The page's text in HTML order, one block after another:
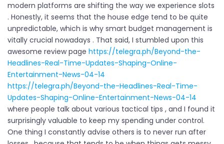
modern platforms are shifting the way we experience slots
. Honestly, it seems that the house edge tend to be quite
unpredictable, which is why smart budget management is
vitally crucial nowadays . That said, I stumbled upon this
awesome review page https://telegra.ph/Beyond-the-
Headlines-Real-Time-Updates-Shaping-Online-
Entertainment-News-04-14
https://telegra.ph/Beyond-the-Headlines-Real-Time-
Updates-Shaping-Online-Entertainment-News-04-14
where people talk about various tactical tips , and I found it
surprisingly valuable to keep my spending under control.
One thing I constantly advise others is to never run after